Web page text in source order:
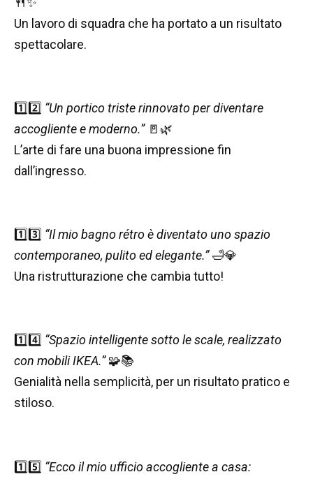
Un lavoro di squadra che ha portato a un risultato
spettacolare.
1️⃣2️⃣ “Un portico triste rinnovato per diventare
accogliente e moderno.”🚪🌿
L’arte di fare una buona impressione fin
dall’ingresso.
1️⃣3️⃣ “Il mio bagno rétro è diventato uno spazio
contemporaneo, pulito ed elegante.”🛁💎
Una ristrutturazione che cambia tutto!
1️⃣4️⃣ “Spazio intelligente sotto le scale, realizzato
con mobili IKEA.”🧩📚
Genialità nella semplicità, per un risultato pratico e
stiloso.
1️⃣5️⃣ “Ecco il mio ufficio accogliente a casa: